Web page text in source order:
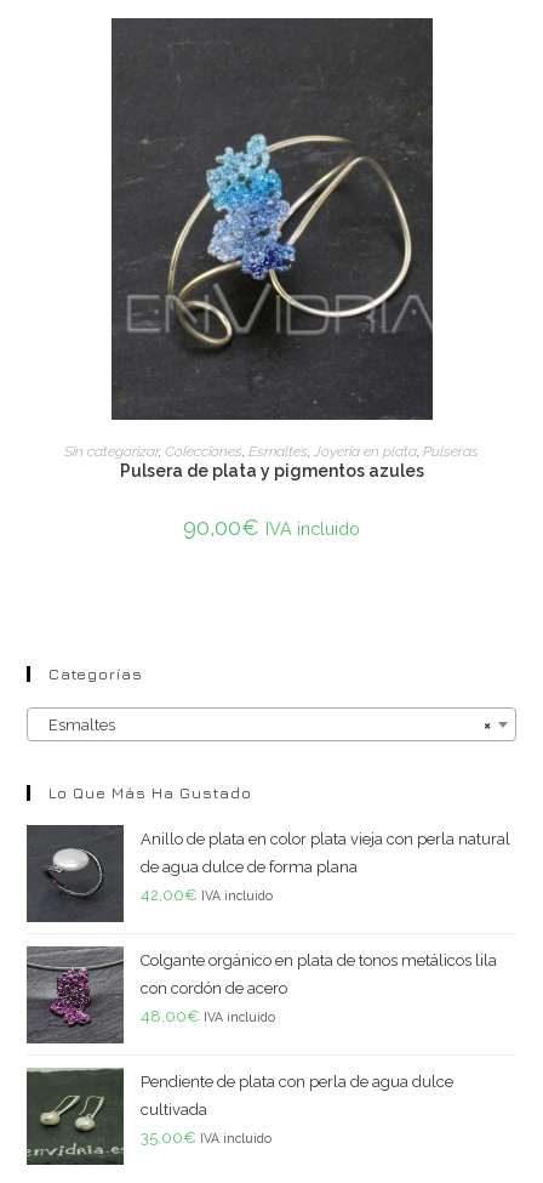
ADD TO CART
Sin categorizar, Colecciones, Esmaltes, Joyería en plata, Pulseras
Pulsera de plata y pigmentos azules
90,00€ IVA incluido
Categorías
×
Esmaltes
Lo Que Más Ha Gustado
Anillo de plata en color plata vieja con perla natural
de agua dulce de forma plana
42,00€ IVA incluido
Colgante orgánico en plata de tonos metálicos lila
con cordón de acero
48,00€ IVA incluido
Pendiente de plata con perla de agua dulce
cultivada
35,00€ IVA incluido